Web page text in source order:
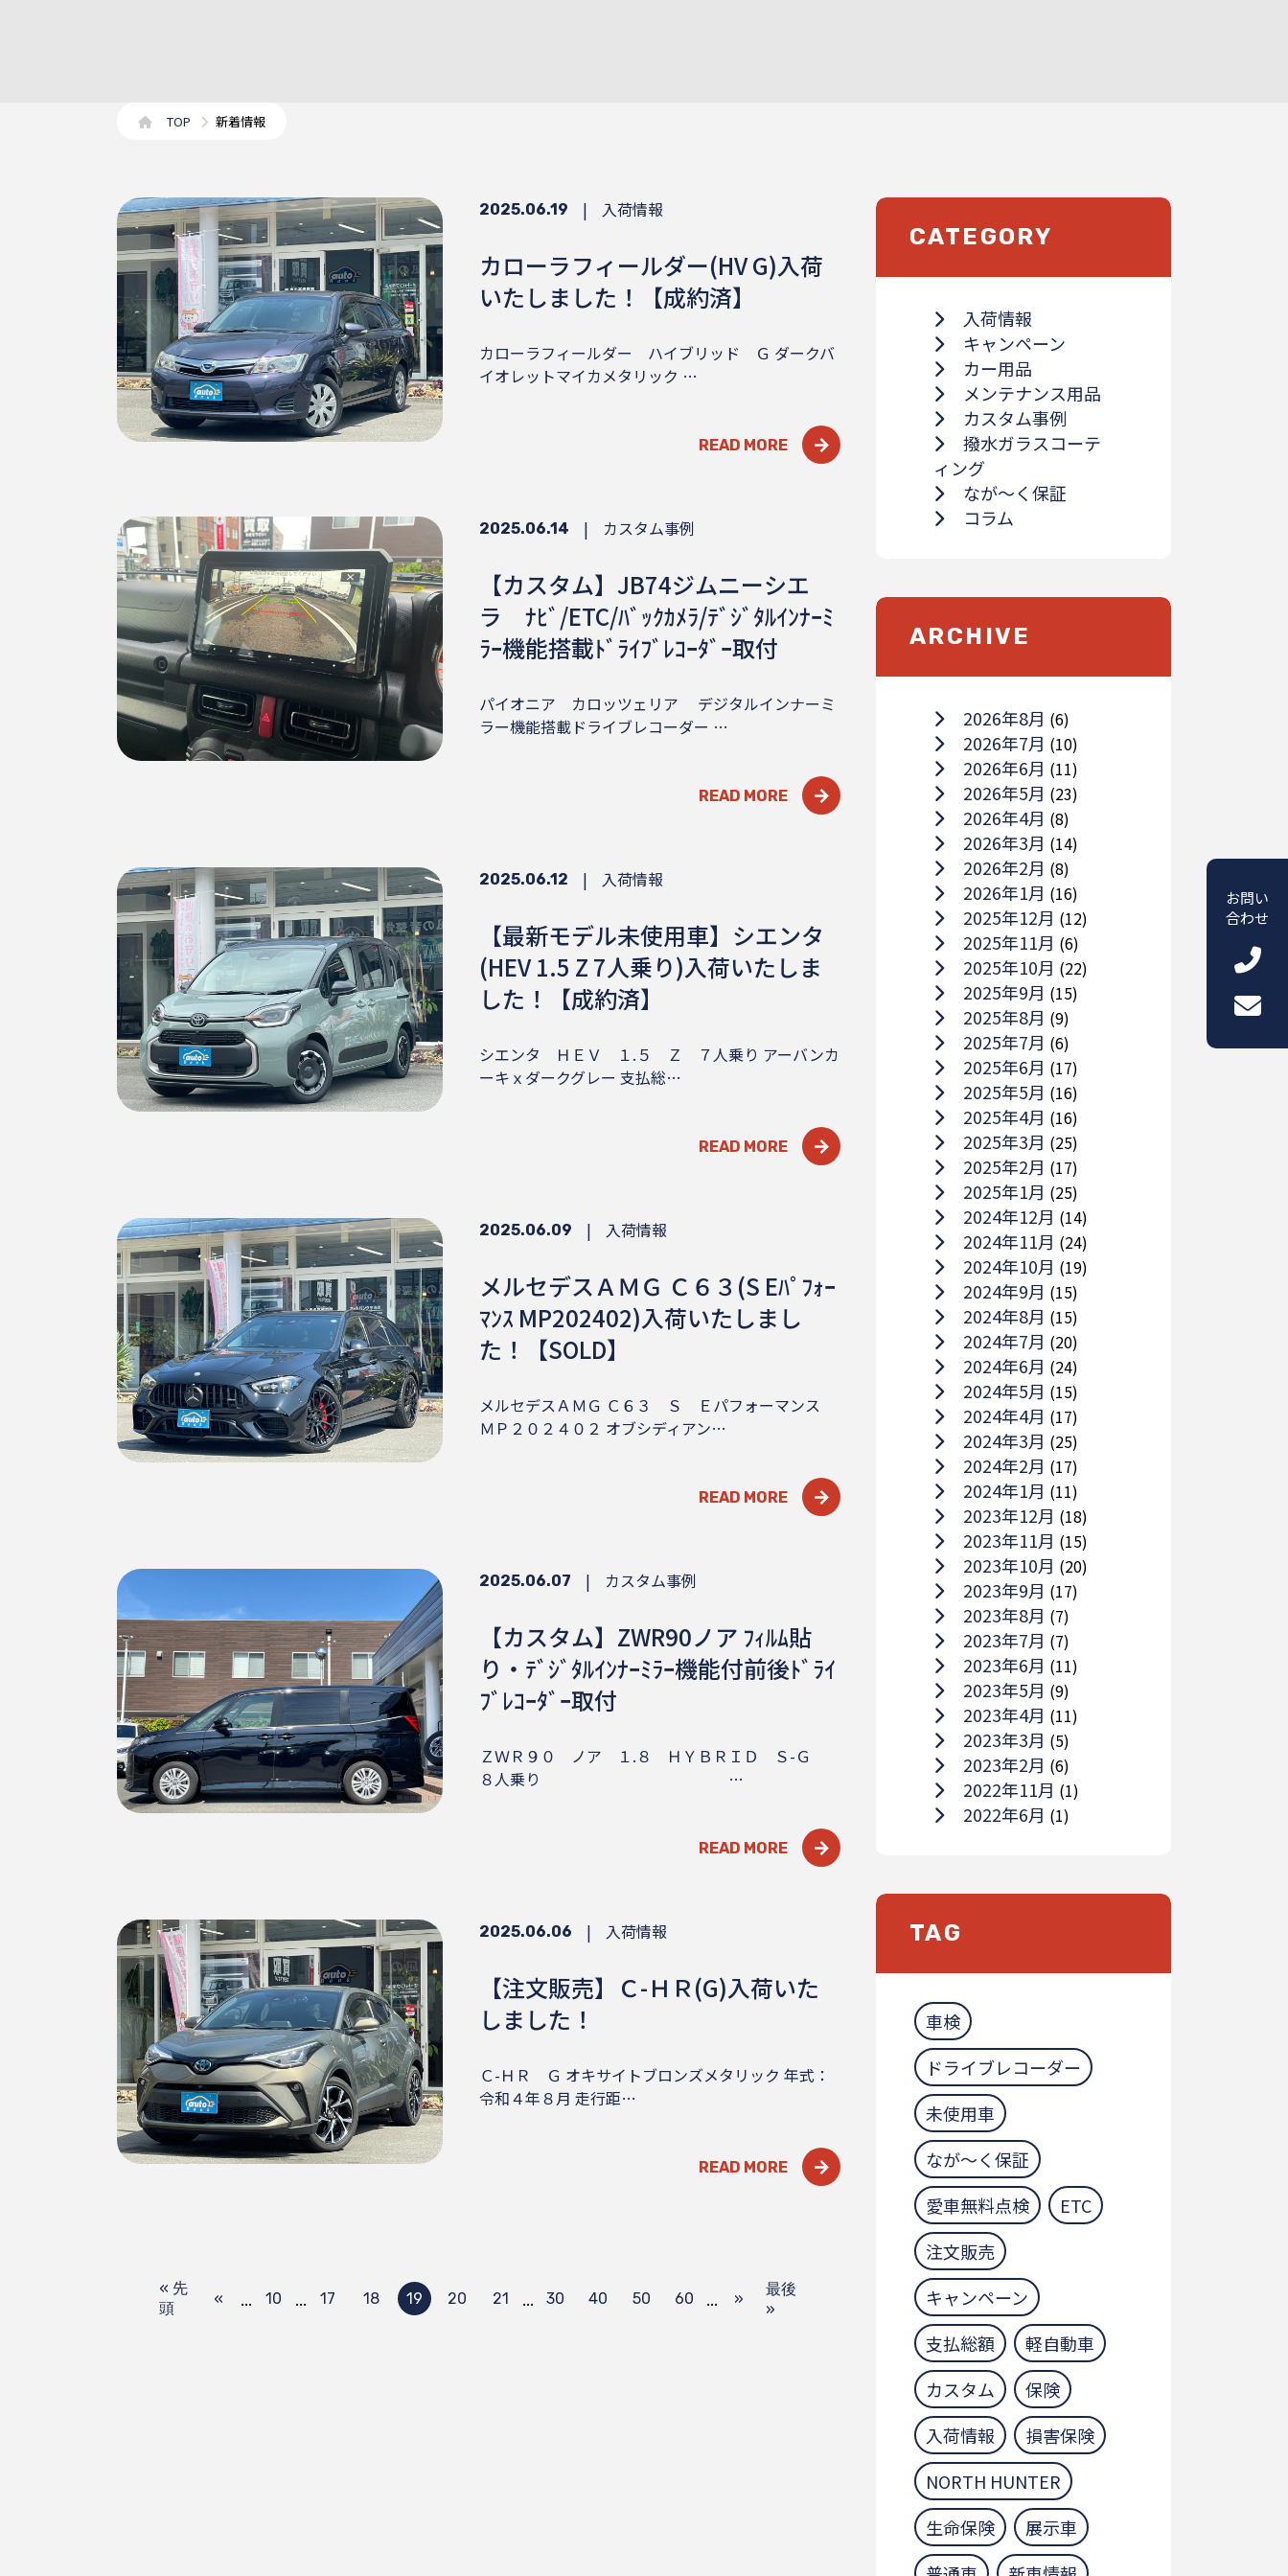
お問い
合わせ
TOP 新着情報
2025.06.19 | 入荷情報
カローラフィールダー(HV G)入荷
いたしました！【成約済】
カローラフィールダー ハイブリッド Ｇ ダークバ
イオレットマイカメタリック …
READ MORE
2025.06.14 | カスタム事例
【カスタム】JB74ジムニーシエ
ラ ﾅﾋﾞ/ETC/ﾊﾞｯｸｶﾒﾗ/ﾃﾞｼﾞﾀﾙｲﾝﾅｰﾐ
ﾗｰ機能搭載ﾄﾞﾗｲﾌﾞﾚｺｰﾀﾞｰ取付
パイオニア カロッツェリア デジタルインナーミ
ラー機能搭載ドライブレコーダー …
READ MORE
2025.06.12 | 入荷情報
【最新モデル未使用車】シエンタ
(HEV 1.5 Z 7人乗り)入荷いたしま
した！【成約済】
シエンタ ＨＥＶ １.５ Ｚ ７人乗り アーバンカ
ーキｘダークグレー 支払総…
READ MORE
2025.06.09 | 入荷情報
メルセデスＡＭＧ Ｃ６３(S Eﾊﾟﾌｫｰ
ﾏﾝｽ MP202402)入荷いたしまし
た！【SOLD】
メルセデスＡＭＧ Ｃ６３ Ｓ Ｅパフォーマンス
ＭＰ２０２４０２ オブシディアン…
READ MORE
2025.06.07 | カスタム事例
【カスタム】ZWR90ノア ﾌｨﾙﾑ貼
り・ﾃﾞｼﾞﾀﾙｲﾝﾅｰﾐﾗｰ機能付前後ﾄﾞﾗｲ
ﾌﾞﾚｺｰﾀﾞｰ取付
ＺＷＲ９０ ノア １.８ ＨＹＢＲＩＤ Ｓ-Ｇ
８人乗り …
READ MORE
2025.06.06 | 入荷情報
【注文販売】Ｃ-ＨＲ(G)入荷いた
しました！
Ｃ-ＨＲ Ｇ オキサイトブロンズメタリック 年式：
令和４年８月 走行距…
READ MORE
« 先
頭
« ... 10 ... 17 18 19 20 21 ... 30 40 50 60 ... »
最後
»
CATEGORY
入荷情報
キャンペーン
カー用品
メンテナンス用品
カスタム事例
撥水ガラスコーテ
ィング
なが～く保証
コラム
ARCHIVE
2026年8月 (6)
2026年7月 (10)
2026年6月 (11)
2026年5月 (23)
2026年4月 (8)
2026年3月 (14)
2026年2月 (8)
2026年1月 (16)
2025年12月 (12)
2025年11月 (6)
2025年10月 (22)
2025年9月 (15)
2025年8月 (9)
2025年7月 (6)
2025年6月 (17)
2025年5月 (16)
2025年4月 (16)
2025年3月 (25)
2025年2月 (17)
2025年1月 (25)
2024年12月 (14)
2024年11月 (24)
2024年10月 (19)
2024年9月 (15)
2024年8月 (15)
2024年7月 (20)
2024年6月 (24)
2024年5月 (15)
2024年4月 (17)
2024年3月 (25)
2024年2月 (17)
2024年1月 (11)
2023年12月 (18)
2023年11月 (15)
2023年10月 (20)
2023年9月 (17)
2023年8月 (7)
2023年7月 (7)
2023年6月 (11)
2023年5月 (9)
2023年4月 (11)
2023年3月 (5)
2023年2月 (6)
2022年11月 (1)
2022年6月 (1)
TAG
車検
ドライブレコーダー
未使用車
なが～く保証
愛車無料点検
ETC
注文販売
キャンペーン
支払総額
軽自動車
カスタム
保険
入荷情報
損害保険
NORTH HUNTER
生命保険
展示車